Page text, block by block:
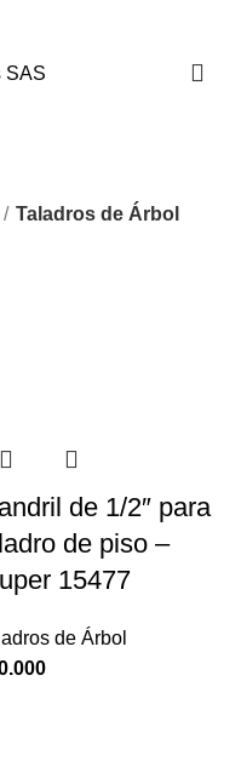
Taladros de Árbol
de 1/2″ para
de piso –
15477
de Árbol